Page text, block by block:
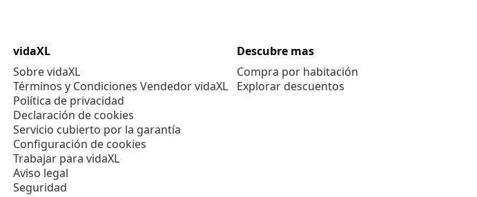
vidaXL
Sobre vidaXL
Términos y Condiciones Vendedor vidaXL
Política de privacidad
Declaración de cookies
Servicio cubierto por la garantía
Configuración de cookies
Trabajar para vidaXL
Aviso legal
Seguridad
Descubre mas
Compra por habitación
Explorar descuentos